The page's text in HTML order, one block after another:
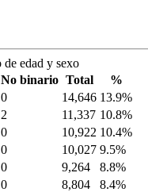
de edad y sexo
No binario Total
%
0 14,646 13.9%
2 11,337 10.8%
0 10,922 10.4%
0 10,027 9.5%
0 9,264
8.8%
0 8,804
8.4%